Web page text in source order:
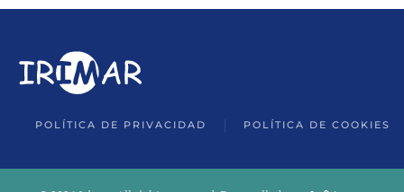
POLÍTICA DE PRIVACIDAD POLÍTICA DE COOKIES